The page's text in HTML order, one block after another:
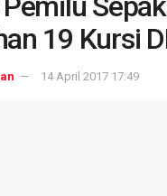
19 Kursi
14 April 2017 17:49